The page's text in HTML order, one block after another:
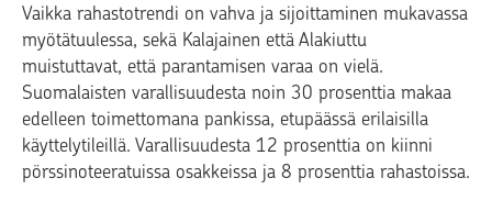
Vaikka rahastotrendi on vahva ja sijoittaminen mukavassa
myötätuulessa, sekä Kalajainen että Alakiuttu
muistuttavat, että parantamisen varaa on vielä.
Suomalaisten varallisuudesta noin 30 prosenttia makaa
edelleen toimettomana pankissa, etupäässä erilaisilla
käyttelytileillä. Varallisuudesta 12 prosenttia on kiinni
pörssinoteeratuissa osakkeissa ja 8 prosenttia rahastoissa.